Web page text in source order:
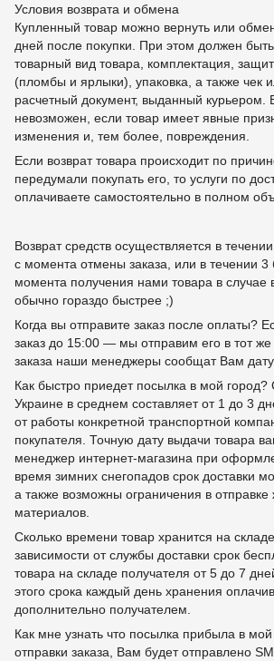
Условия возврата и обмена
Купленный товар можно вернуть или
дней после покупки. При этом должен
товарный вид товара, комплектация,
(пломбы и ярлыки), упаковка, а также чек
расчетный документ, выданный курьером.
невозможен, если товар имеет явные
изменения и, тем более, повреждения.
Если возврат товара происходит по
передумали покупать его, то услуги по
оплачиваете самостоятельно в полном
Возврат средств осуществляется в
с момента отмены заказа, или в течении 3
момента получения нами товара в случае
обычно гораздо быстрее ;)
Когда вы отправите заказ после оплаты?
заказ до 15:00 — мы отправим его в тот
заказа наши менеджеры сообщат Вам дату
Как быстро приедет посылка в мой город?
Украине в среднем составляет от 1 до 3
от работы конкретной транспортной
покупателя. Точную дату выдачи товара
менеджер интернет-магазина при
время зимних снегопадов срок доставки
а также возможны ограничения в отправке
материалов.
Сколько времени товар хранится на
зависимости от службы доставки срок
товара на складе получателя от 5 до 7
этого срока каждый день хранения
дополнительно получателем.
Как мне узнать что посылка прибыла в
отправки заказа, Вам будет отправлено